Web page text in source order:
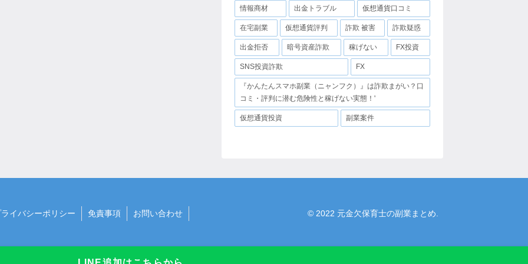
情報商材 出金トラブル 仮想通貨口コミ
在宅副業 仮想通貨評判 詐欺 被害 詐欺疑惑
出金拒否 暗号資産詐欺 稼げない FX投資
SNS投資詐欺 FX
『かんたんスマホ副業（ニャンフク）』は詐欺まがい？口
コミ・評判に潜む危険性と稼げない実態！'
仮想通貨投資 副業案件
ライバシーポリシー 免責事項 お問い合わせ © 2022 元金欠保育士の副業まとめ.